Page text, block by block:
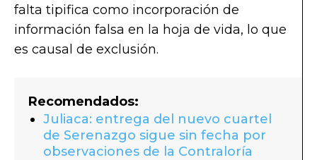
falta tipifica como incorporación de
información falsa en la hoja de vida, lo que
es causal de exclusión.
Recomendados:
Juliaca: entrega del nuevo cuartel
de Serenazgo sigue sin fecha por
observaciones de la Contraloría